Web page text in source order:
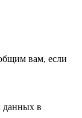
вам, если
данных в